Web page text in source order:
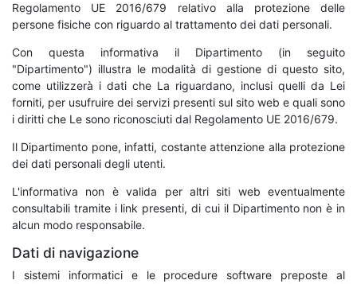
Regolamento UE 2016/679 relativo alla protezione delle
persone fisiche con riguardo al trattamento dei dati personali.
Con questa informativa il Dipartimento (in seguito
"Dipartimento") illustra le modalità di gestione di questo sito,
come utilizzerà i dati che La riguardano, inclusi quelli da Lei
forniti, per usufruire dei servizi presenti sul sito web e quali sono
i diritti che Le sono riconosciuti dal Regolamento UE 2016/679.
Il Dipartimento pone, infatti, costante attenzione alla protezione
dei dati personali degli utenti.
L'informativa non è valida per altri siti web eventualmente
consultabili tramite i link presenti, di cui il Dipartimento non è in
alcun modo responsabile.
Dati di navigazione
I sistemi informatici e le procedure software preposte al